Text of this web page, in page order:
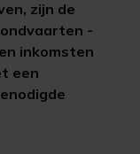
zijn de
-
inkomsten
een